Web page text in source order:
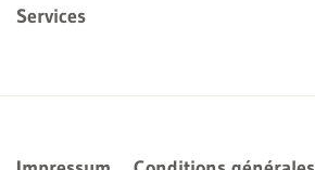
Services